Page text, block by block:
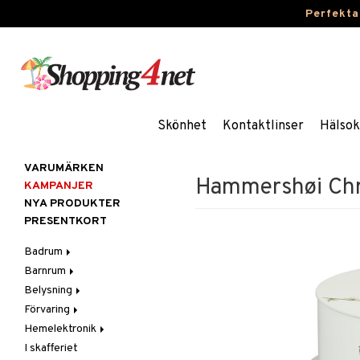
Skönhet Kontaktlinser
Hammershøi
VARUMÄRKEN
KAMPANJER
NYA PRODUKTER
PRESENTKORT
Badrum
Badrumsinredning
Badrumstextilier
Badrumstillbehör
Barnrum
Barnlampor
Barnmöbler
Barnrumsdekoration
Barnrumsförvaring
Belysning
Belysningstillbehör
Lampor
Bordslampor
LED-ljus
Förvaring
Hängare & krokar
Hyllor
Hemelektronik
Ljud
I skafferiet